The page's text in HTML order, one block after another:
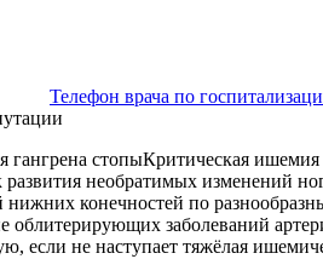
Телефон врача по
Критическая ишемия
необратимых изменений
нижних конечностей по
облитерирующих заболеваний
если не наступает тяжёлая